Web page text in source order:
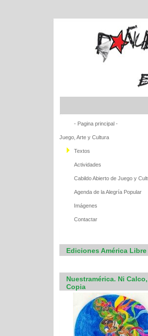
- Pagina principal -
Juego, Arte y Cultura
Textos
Actividades
Cabildo Abierto de Juego y
Agenda de la Alegría Popular
Imágenes
Contactar
Ediciones América Libre
Nuestramérica. Ni
Copia